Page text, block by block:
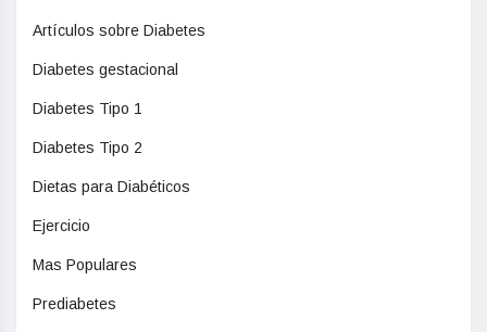
Artículos sobre Diabetes
Diabetes gestacional
Diabetes Tipo 1
Diabetes Tipo 2
Dietas para Diabéticos
Ejercicio
Mas Populares
Prediabetes